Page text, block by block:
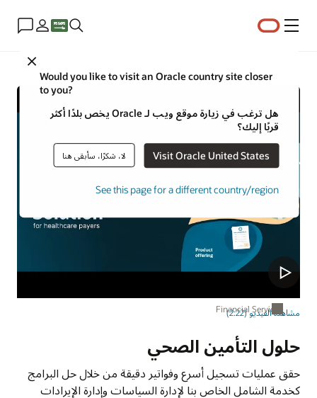
القائمة
Close
Would you like to visit an Oracle country site closer
to you?
هل ترغب في زيارة موقع ويب لـ Oracle يخص بلدًا أكثر
قربًا إليك؟
Visit Oracle United States لا، شكرًا، سأبقى هنا
See this page for a different country/region
Financial Services
حلول التأمين الصحي
مشاهدة الفيديو (2:22)
حقق عمليات تسجيل أسرع وفواتير دقيقة من خلال حل البرامج
كخدمة الشامل الخاص بنا لإدارة السياسات وإدارة الإيرادات